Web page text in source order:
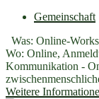
Gemeinschaft
Was: Online-
Wo: Online,
Kommunikation -
Weitere